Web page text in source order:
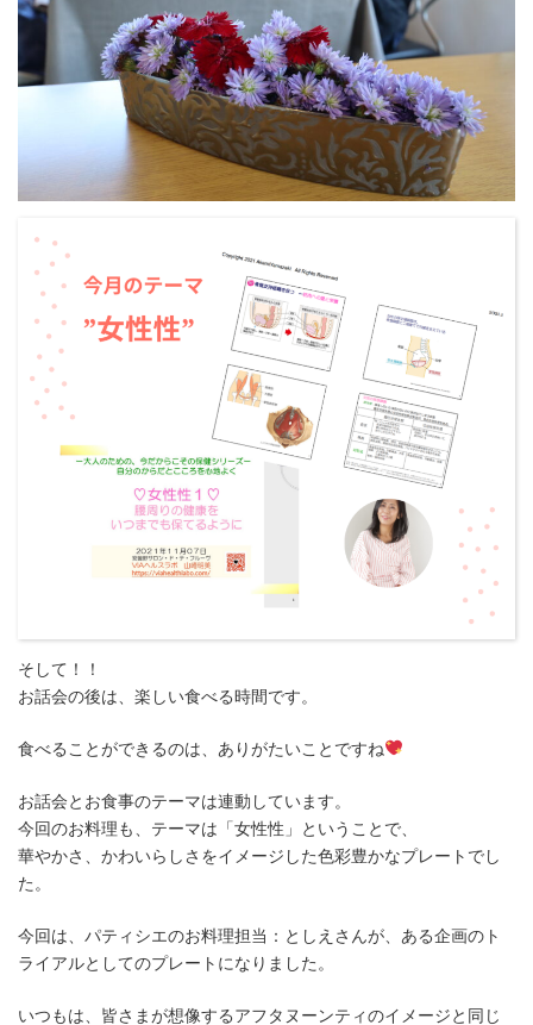
そして！！
お話会の後は、楽しい食べる時間です。
食べることができるのは、ありがたいことですね
お話会とお食事のテーマは連動しています。
今回のお料理も、テーマは「女性性」ということで、
華やかさ、かわいらしさをイメージした色彩豊かなプレートでし
た。
今回は、パティシエのお料理担当：としえさんが、ある企画のト
ライアルとしてのプレートになりました。
いつもは、皆さまが想像するアフタヌーンティのイメージと同じ